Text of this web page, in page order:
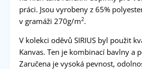
práci. Jsou vyrobeny z 65%
v gramáži 270g/m2.
V kolekci oděvů SIRIUS byl použit
Kanvas. Ten je kombinací bavlny a
Zaručena je vysoká pevnost,